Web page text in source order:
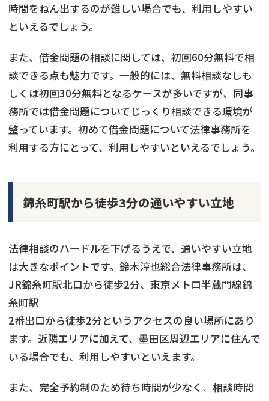
時間をねん出するのが難しい場合でも、利用しやすい
といえるでしょう。
また、借金問題の相談に関しては、初回60分無料で相
談できる点も魅力です。一般的には、無料相談なしも
しくは初回30分無料となるケースが多いですが、同事
務所では借金問題についてじっくり相談できる環境が
整っています。初めて借金問題について法律事務所を
利用する方にとって、利用しやすいといえるでしょう。
錦糸町駅から徒歩3分の通いやすい立地
法律相談のハードルを下げるうえで、通いやすい立地
は大きなポイントです。鈴木淳也総合法律事務所は、
JR錦糸町駅北口から徒歩2分、東京メトロ半蔵門線錦
糸町駅
2番出口から徒歩2分というアクセスの良い場所にあり
ます。近隣エリアに加えて、墨田区周辺エリアに住んで
いる場合でも、利用しやすいといえます。
また、完全予約制のため待ち時間が少なく、相談時間